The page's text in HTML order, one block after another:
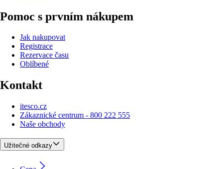
Pomoc s prvním nákupem
Jak nakupovat
Registrace
Rezervace času
Oblíbené
Kontakt
itesco.cz
Zákaznické centrum - 800 222 555
Naše obchody
Užitečné odkazy